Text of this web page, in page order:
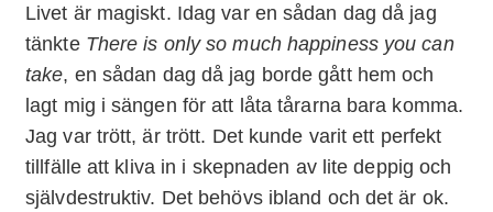
Livet är magiskt. Idag var en sådan dag då jag
tänkte There is only so much happiness you can
take, en sådan dag då jag borde gått hem och
lagt mig i sängen för att låta tårarna bara komma.
Jag var trött, är trött. Det kunde varit ett perfekt
tillfälle att kliva in i skepnaden av lite deppig och
självdestruktiv. Det behövs ibland och det är ok.